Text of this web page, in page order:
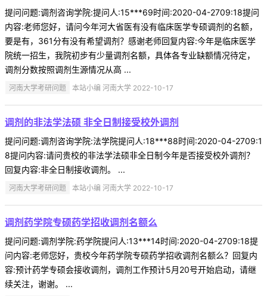
提问问题:调剂咨询学院:提问人:15***69时间:2020-04-2709:18提问
内容:老师您好，请问今年河大省医有没有临床医学专硕调剂的名额，
要是有，361分有没有希望调剂？感谢老师回复内容:今年是临床医学
院统一招生，我院初步有少量调剂名额，具体各专业缺额情况待定，
调剂分数按照调剂生源情况从高 ...
河南大学考研问题 本站小编 河南大学 2022-10-17
调剂的非法学法硕 非全日制接受校外调剂
提问问题:调剂咨询学院:法学院提问人:18***88时间:2020-04-2709:1
8提问内容:请问贵校的非法学法硕非全日制今年是否接受校外调剂？
回复内容:非全日制接收调剂。 ...
河南大学考研问题 本站小编 河南大学 2022-10-17
调剂药学院专硕药学招收调剂名额么
提问问题:调剂学院:药学院提问人:13***14时间:2020-04-2709:18提
问内容:老师您好，贵校今年药学院专硕药学招收调剂名额么？回复内
容:预计药学专硕会接收调剂，调剂工作预计5月20号开始启动，请继
续关注，谢谢。 ...